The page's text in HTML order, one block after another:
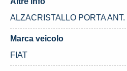
ALZACRISTALLO PORTA ANT.
Marca veicolo
FIAT